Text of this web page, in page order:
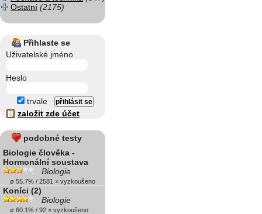
Ostatní (2175)
Přihlaste se
Uživatelské jméno
Heslo
trvale
založit zde účet
podobné testy
Biologie člověka -
Hormonální soustava
Biologie
ø 55.7% / 2581 × vyzkoušeno
Koníci (2)
Biologie
ø 60.1% / 92 × vyzkoušeno